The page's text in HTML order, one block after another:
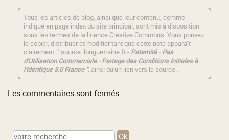
Tous les articles de blog, ainsi que leur contenu, comme
indiqué en page index du site principal, sont mis à disposition
sous les termes de la licence Creative Commons. Vous pouvez
le copier, distribuer et modifier tant que cette note apparaît
clairement. " source: longuetraine.fr - Paternité - Pas
d'Utilisation Commerciale - Partage des Conditions Initiales à
l'Identique 3.0 France ", ainsi qu'un lien vers la source .
Les commentaires sont fermés.